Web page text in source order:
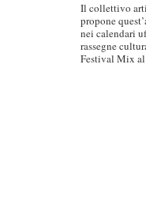
Il collettivo
propone
nei calendari
rassegne
Festival Mix al